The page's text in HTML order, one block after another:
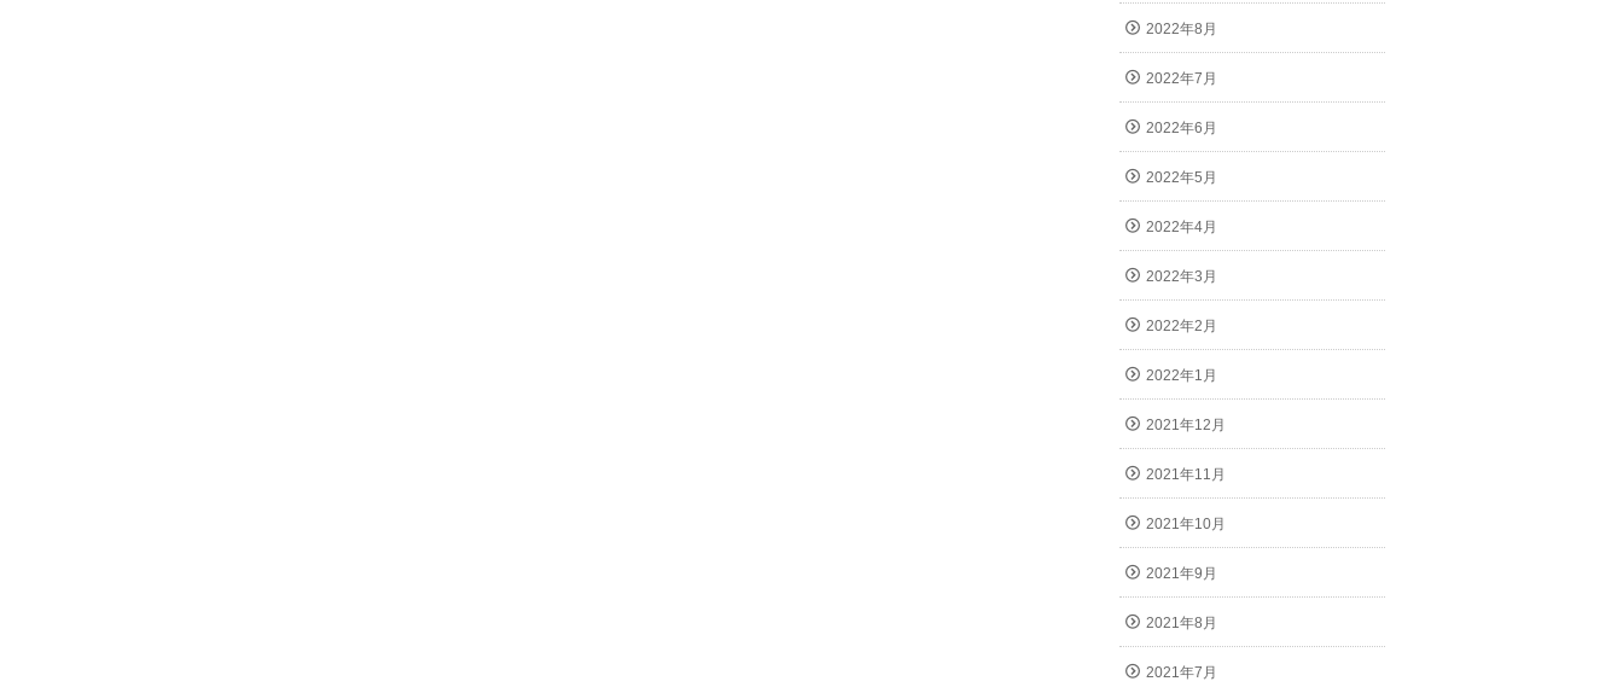
2022年8月
2022年7月
2022年6月
2022年5月
2022年4月
2022年3月
2022年2月
2022年1月
2021年12月
2021年11月
2021年10月
2021年9月
2021年8月
2021年7月